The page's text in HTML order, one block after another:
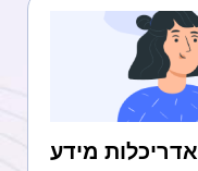
אדריכלות מידע